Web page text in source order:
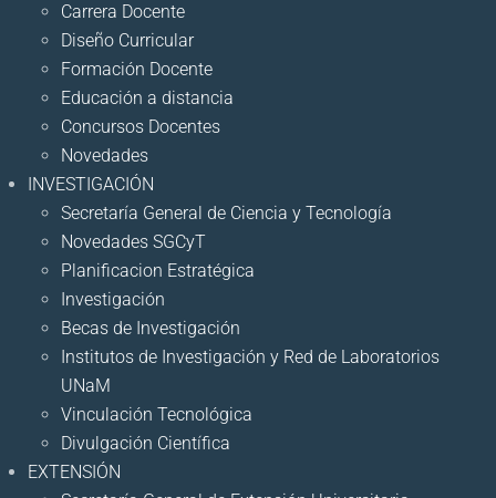
Carrera Docente
Diseño Curricular
Formación Docente
Educación a distancia
Concursos Docentes
Novedades
INVESTIGACIÓN
Secretaría General de Ciencia y Tecnología
Novedades SGCyT
Planificacion Estratégica
Investigación
Becas de Investigación
Institutos de Investigación y Red de Laboratorios
UNaM
Vinculación Tecnológica
Divulgación Científica
EXTENSIÓN